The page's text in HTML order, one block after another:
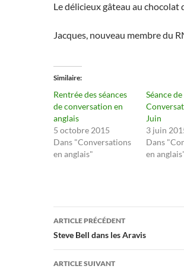
Le délicieux gâteau au chocolat
Jacques, nouveau membre du
Similaire
Rentrée des séances
de conversation en
anglais
5 octobre 2015
Dans "Conversations
en anglais"
Séance de
Juin
3 juin
Dans
en
Navigation
des
articles
ARTICLE PRÉCÉDENT
Steve Bell dans les Aravis
ARTICLE SUIVANT